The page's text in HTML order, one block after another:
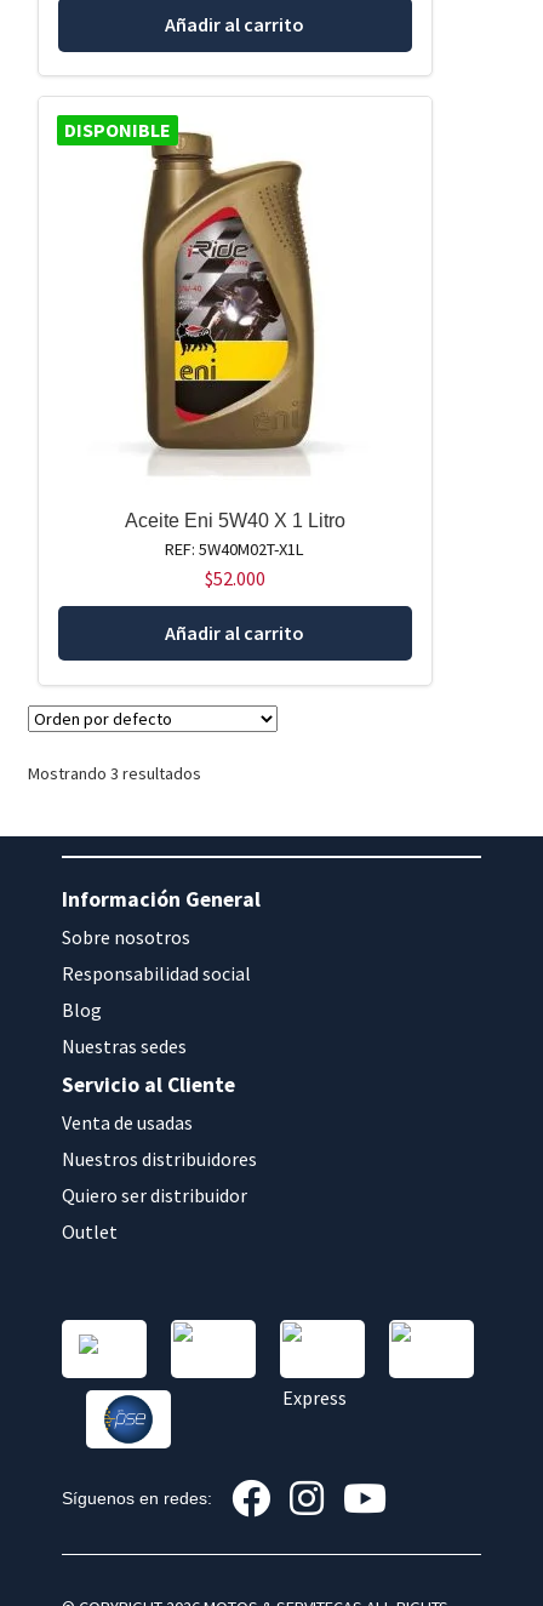
Añadir al carrito
DISPONIBLE
Aceite Eni 5W40 X 1 Litro
REF: 5W40M02T-X1L
$52.000
Añadir al carrito
Mostrando 3 resultados
Información General
Sobre nosotros
Responsabilidad social
Blog
Nuestras sedes
Servicio al Cliente
Venta de usadas
Nuestros distribuidores
Quiero ser distribuidor
Outlet
Síguenos en redes: